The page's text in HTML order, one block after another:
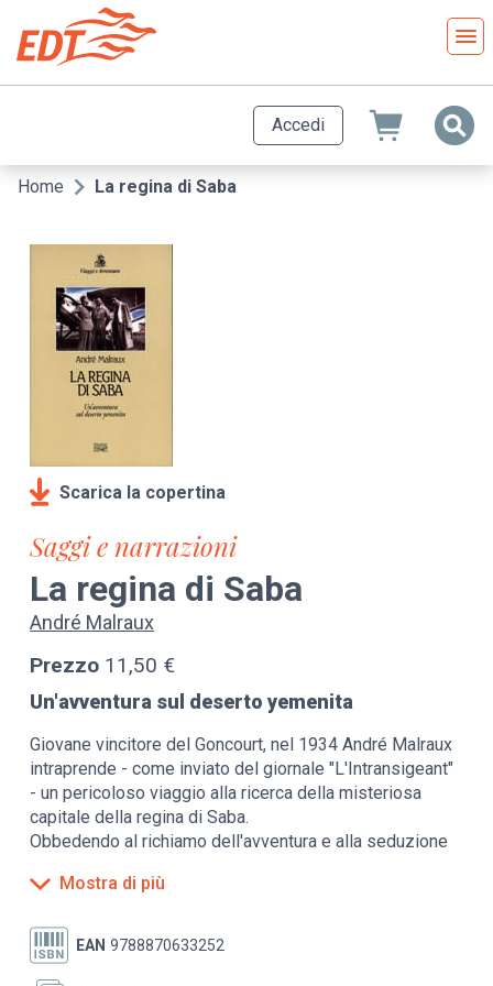
contenuto
principale
Accedi
Briciole
Home La regina di Saba
Scarica la copertina
Saggi e narrazioni
La regina di Saba
André Malraux
Prezzo 11,50 €
Un'avventura sul deserto yemenita
Giovane vincitore del Goncourt, nel 1934 André Malraux
intraprende - come inviato del giornale "L'Intransigeant"
- un pericoloso viaggio alla ricerca della misteriosa
capitale della regina di Saba.
Obbedendo al richiamo dell'avventura e alla seduzione
parte con un aereo da turismo alla volta degli inesplorati
di una città che da duemila anni nessun europeo ha mai
potuto vedere. Il volo però non è autorizzato, le mappe
Mostra di più
EAN 9788870633252